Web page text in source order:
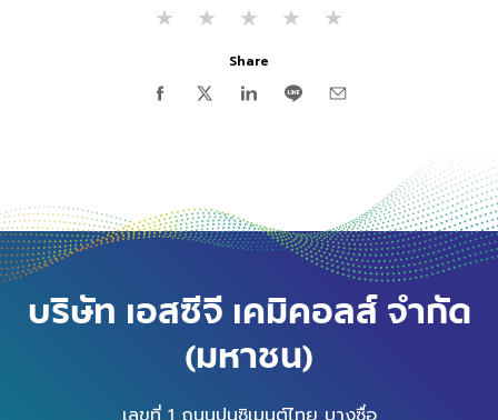
★
★
★
★
★
Share
บริษัท เอสซีจี เคมิคอลส์ จำกัด
(มหาชน)